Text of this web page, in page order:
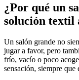
¿Por qué un
solución textil
Un salón grande no
jugar a favor, pero
frío, vacío o poco
sensación, siempre que